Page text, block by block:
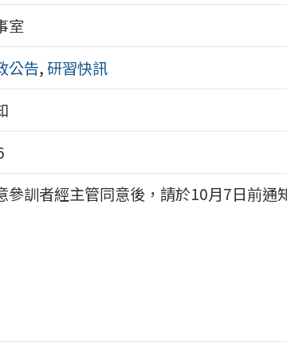
室
公告,研習快訊
參訓者經主管同意後，請於10月7日前通